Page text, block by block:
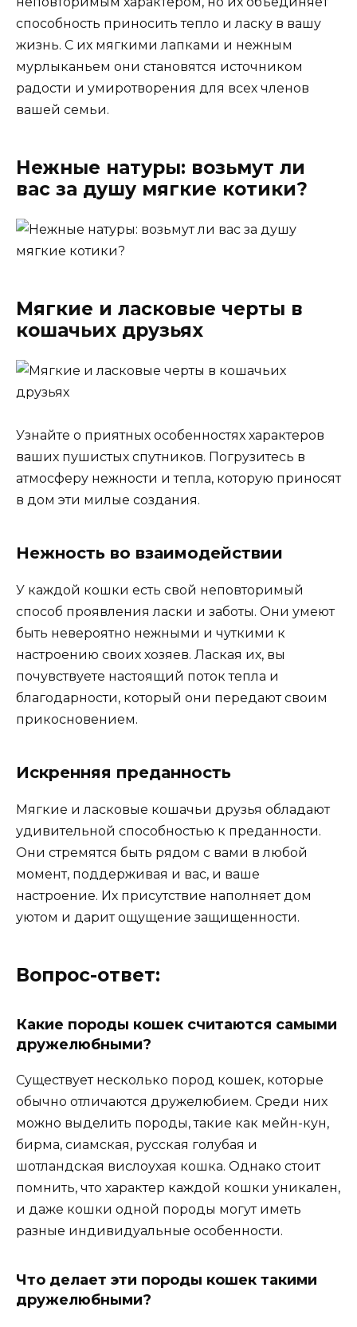
способность приносить тепло и ласку в вашу
жизнь. С их мягкими лапками и нежным
мурлыканьем они становятся источником
радости и умиротворения для всех членов
вашей семьи.
Нежные натуры: возьмут ли
вас за душу мягкие котики?
Мягкие и ласковые черты в
кошачьих друзьях
Узнайте о приятных особенностях характеров
ваших пушистых спутников. Погрузитесь в
атмосферу нежности и тепла, которую приносят
в дом эти милые создания.
Нежность во взаимодействии
У каждой кошки есть свой неповторимый
способ проявления ласки и заботы. Они умеют
быть невероятно нежными и чуткими к
настроению своих хозяев. Лаская их, вы
почувствуете настоящий поток тепла и
благодарности, который они передают своим
прикосновением.
Искренняя преданность
Мягкие и ласковые кошачьи друзья обладают
удивительной способностью к преданности.
Они стремятся быть рядом с вами в любой
момент, поддерживая и вас, и ваше
настроение. Их присутствие наполняет дом
уютом и дарит ощущение защищенности.
Вопрос-ответ:
Какие породы кошек считаются самыми
дружелюбными?
Существует несколько пород кошек, которые
обычно отличаются дружелюбием. Среди них
можно выделить породы, такие как мейн-кун,
бирма, сиамская, русская голубая и
шотландская вислоухая кошка. Однако стоит
помнить, что характер каждой кошки уникален,
и даже кошки одной породы могут иметь
разные индивидуальные особенности.
Что делает эти породы кошек такими
дружелюбными?